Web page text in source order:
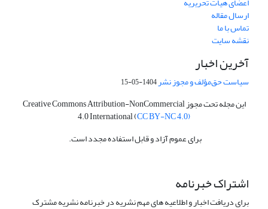
ارسال مقاله
تماس با ما
نقشه سایت
آخرین اخبار
سیاست حق‌مؤلف و مجوز نشر1404-05-15
این مجله تحت مجوز Creative Commons Attribution-NonCommercial
4.0 International (CC BY-NC 4.0)
برای عموم آزاد و قابل استفاده مجدد است.
اشتراک خبرنامه
برای دریافت اخبار و اطلاعیه های مهم نشریه در خبرنامه نشریه مشترک